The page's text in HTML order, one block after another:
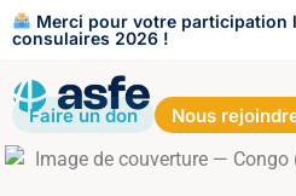
Merci pour votre participation
consulaires 2026 !
Faire un don Nous